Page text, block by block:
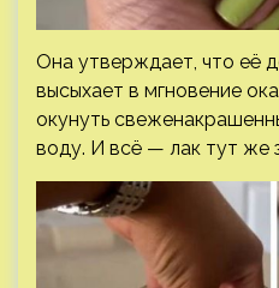
Она утверждает, что её
высыхает в мгновение
окунуть
воду. И всё — лак тут же